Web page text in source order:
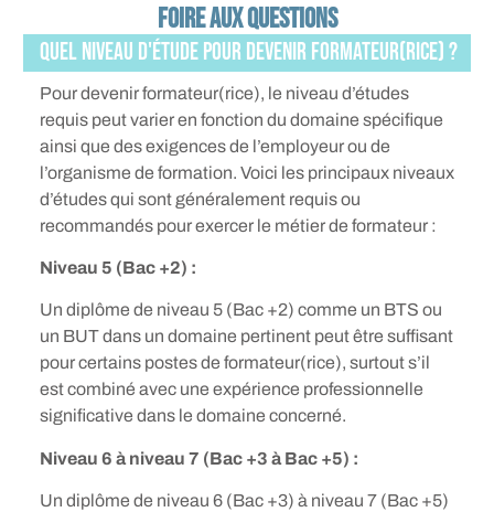
Foire aux questions
Quel niveau d'étude pour devenir formateur(rice) ?
Pour devenir formateur(rice), le niveau d’études
requis peut varier en fonction du domaine spécifique
ainsi que des exigences de l’employeur ou de
l’organisme de formation. Voici les principaux niveaux
d’études qui sont généralement requis ou
recommandés pour exercer le métier de formateur :
Niveau 5 (Bac +2) :
Un diplôme de niveau 5 (Bac +2) comme un BTS ou
un BUT dans un domaine pertinent peut être suffisant
pour certains postes de formateur(rice), surtout s’il
est combiné avec une expérience professionnelle
significative dans le domaine concerné.
Niveau 6 à niveau 7 (Bac +3 à Bac +5) :
Un diplôme de niveau 6 (Bac +3) à niveau 7 (Bac +5)